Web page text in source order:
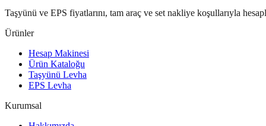
Taşyünü ve EPS fiyatlarını, tam araç ve set nakliye koşullarıyla
Ürünler
Hesap Makinesi
Ürün Kataloğu
Taşyünü Levha
EPS Levha
Kurumsal